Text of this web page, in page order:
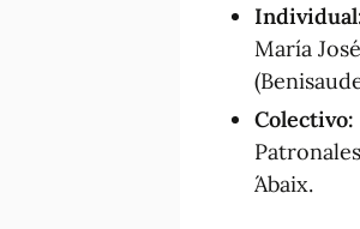
María
Colectivo:
´Abaix.